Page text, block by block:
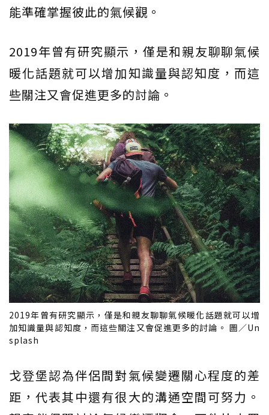
能準確掌握彼此的氣候觀。
2019年曾有研究顯示，僅是和親友聊聊氣候
暖化話題就可以增加知識量與認知度，而這
些關注又會促進更多的討論。
2019年曾有研究顯示，僅是和親友聊聊氣候暖化話題就可以增
加知識量與認知度，而這些關注又會促進更多的討論。 圖／Un
splash
戈登堡認為伴侶間對氣候變遷關心程度的差
距，代表其中還有很大的溝通空間可努力。